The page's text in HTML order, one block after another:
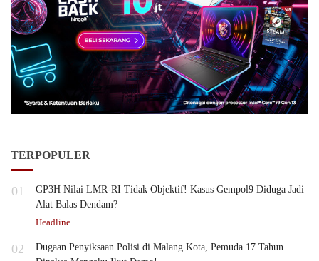
TERPOPULER
01
GP3H Nilai LMR-RI Tidak Objektif! Kasus Gempol9 Diduga Jadi
Alat Balas Dendam?
Headline
02
Dugaan Penyiksaan Polisi di Malang Kota, Pemuda 17 Tahun